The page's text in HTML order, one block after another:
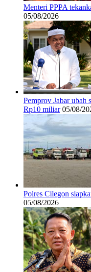
Menteri PPPA
05/08/2026
Pemprov Jabar ubah
Rp10 miliar 05/08/
Polres Cilegon
05/08/2026